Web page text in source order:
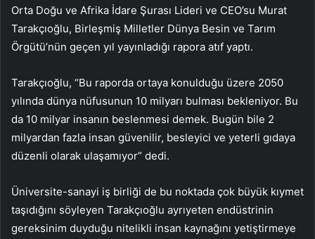
Orta Doğu ve Afrika İdare Şurası Lideri ve CEO’su Murat
Tarakçıoğlu, Birleşmiş Milletler Dünya Besin ve Tarım
Örgütü’nün geçen yıl yayınladığı rapora atıf yaptı.
Tarakçıoğlu, “Bu raporda ortaya konulduğu üzere 2050
yılında dünya nüfusunun 10 milyarı bulması bekleniyor. Bu
da 10 milyar insanın beslenmesi demek. Bugün bile 2
milyardan fazla insan güvenilir, besleyici ve yeterli gıdaya
düzenli olarak ulaşamıyor” dedi.
Üniversite-sanayi iş birliği de bu noktada çok büyük kıymet
taşıdığını söyleyen Tarakçıoğlu ayrıyeten endüstrinin
gereksinim duyduğu nitelikli insan kaynağını yetiştirmeye